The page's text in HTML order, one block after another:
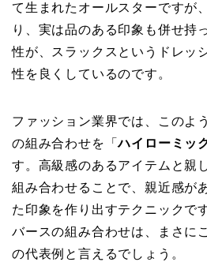
て生まれたオールスターですが
り、実は品のある印象も併せ持
性が、スラックスというドレッ
性を良くしているのです。
ファッション業界では、このよ
の組み合わせを「ハイローミッ
す。高級感のあるアイテムと親
組み合わせることで、親近感が
た印象を作り出すテクニックで
バースの組み合わせは、まさに
の代表例と言えるでしょう。